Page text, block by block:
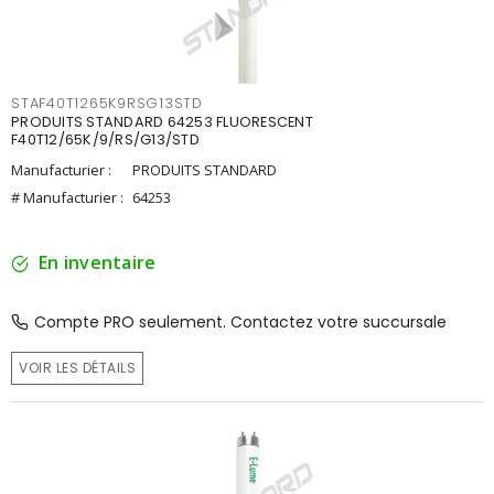
STAF40T1265K9RSG13STD
PRODUITS STANDARD 64253 FLUORESCENT
F40T12/65K/9/RS/G13/STD
Manufacturier :
PRODUITS STANDARD
# Manufacturier : 64253
En inventaire
Compte PRO seulement. Contactez votre succursale
VOIR LES DÉTAILS